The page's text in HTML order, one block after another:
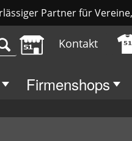
Partner für
Kontakt
Firmenshops